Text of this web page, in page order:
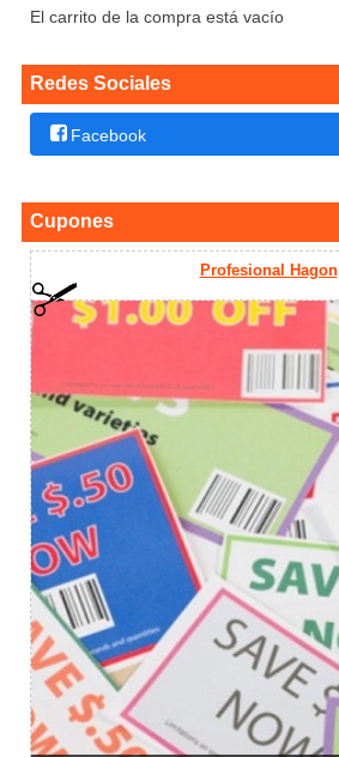
El carrito de la compra está vacío
Redes Sociales
Facebook
Cupones
Profesional Hagon